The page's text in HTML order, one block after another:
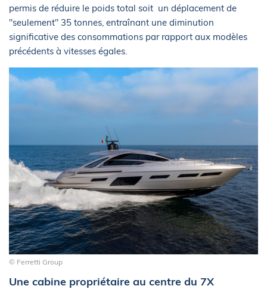
permis de réduire le poids total soit un déplacement de
"seulement" 35 tonnes, entraînant une diminution
significative des consommations par rapport aux modèles
précédents à vitesses égales.
© Ferretti Group
Une cabine propriétaire au centre du 7X